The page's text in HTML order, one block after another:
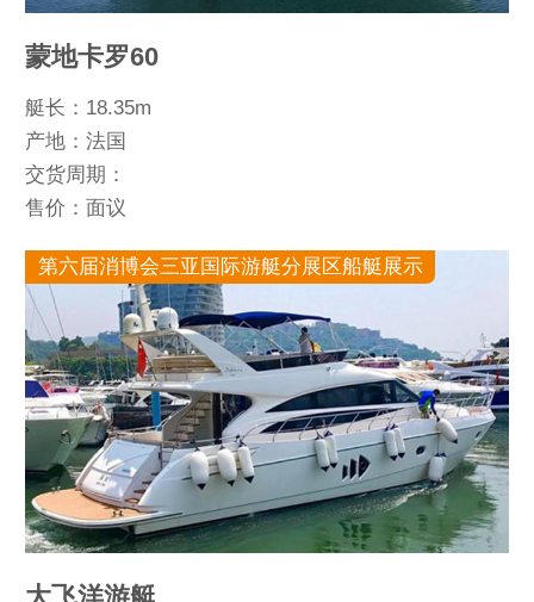
蒙地卡罗60
艇长：18.35m
产地：法国
交货周期：
售价：面议
第六届消博会三亚国际游艇分展区船艇展示